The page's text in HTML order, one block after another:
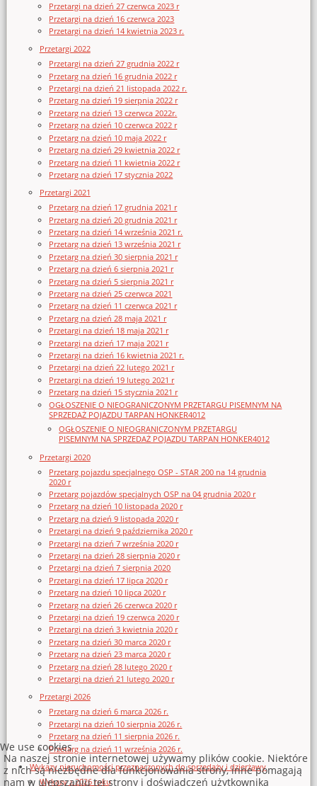
Przetargi na dzień 27 czerwca 2023 r
Przetargi na dzień 16 czerwca 2023
Przetargi na dzień 14 kwietnia 2023 r.
Przetargi 2022
Przetargi na dzień 27 grudnia 2022 r
Przetarg na dzień 16 grudnia 2022 r
Przetargi na dzień 21 listopada 2022 r.
Przetarg na dzień 19 sierpnia 2022 r
Przetarg na dzień 13 czerwca 2022r.
Przetarg na dzień 10 czerwca 2022 r
Przetarg na dzień 10 maja 2022 r
Przetarg na dzień 29 kwietnia 2022 r
Przetarg na dzień 11 kwietnia 2022 r
Przetarg na dzień 17 stycznia 2022
Przetargi 2021
Przetarg na dzień 17 grudnia 2021 r
Przetarg na dzień 20 grudnia 2021 r
Przetarg na dzień 14 września 2021 r.
Przetarg na dzień 13 września 2021 r
Przetarg na dzień 30 sierpnia 2021 r
Przetarg na dzień 6 sierpnia 2021 r
Przetarg na dzień 5 sierpnia 2021 r
Przetarg na dzień 25 czerwca 2021
Przetarg na dzień 11 czerwca 2021 r
Przetarg na dzień 28 maja 2021 r
Przetargi na dzień 18 maja 2021 r
Przetargi na dzień 17 maja 2021 r
Przetargi na dzień 16 kwietnia 2021 r.
Przetargi na dzień 22 lutego 2021 r
Przetargi na dzień 19 lutego 2021 r
Przetarg na dzień 15 stycznia 2021 r
OGŁOSZENIE O NIEOGRANICZONYM PRZETARGU PISEMNYM NA
SPRZEDAŻ POJAZDU TARPAN HONKER4012
OGŁOSZENIE O NIEOGRANICZONYM PRZETARGU
PISEMNYM NA SPRZEDAŻ POJAZDU TARPAN HONKER4012
Przetargi 2020
Przetarg pojazdu specjalnego OSP - STAR 200 na 14 grudnia
2020 r
Przetarg pojazdów specjalnych OSP na 04 grudnia 2020 r
Przetarg na dzień 10 listopada 2020 r
Przetarg na dzień 9 listopada 2020 r
Przetargi na dzień 9 października 2020 r
Przetargi na dzień 7 września 2020 r
Przetargi na dzień 28 sierpnia 2020 r
Przetargi na dzień 7 sierpnia 2020
Przetargi na dzień 17 lipca 2020 r
Przetarg na dzień 10 lipca 2020 r
Przetarg na dzień 26 czerwca 2020 r
Przetargi na dzień 19 czerwca 2020 r
Przetargi na dzień 3 kwietnia 2020 r
Przetarg na dzień 30 marca 2020 r
Przetarg na dzień 23 marca 2020 r
Przetarg na dzień 28 lutego 2020 r
Przetargi na dzień 21 lutego 2020 r
Przetargi 2026
Przetarg na dzień 6 marca 2026 r.
Przetargi na dzień 10 sierpnia 2026 r.
Przetarg na dzień 11 sierpnia 2026 r.
Przetarg na dzień 11 września 2026 r.
Wykazy nieruchomości przeznaczonych do sprzedaży i dzierżawy
Wykazy z 2026 roku
We use cookies
Na naszej stronie internetowej używamy plików cookie. Niektóre
z nich są niezbędne dla funkcjonowania strony, inne pomagają
nam w ulepszaniu tej strony i doświadczeń użytkownika